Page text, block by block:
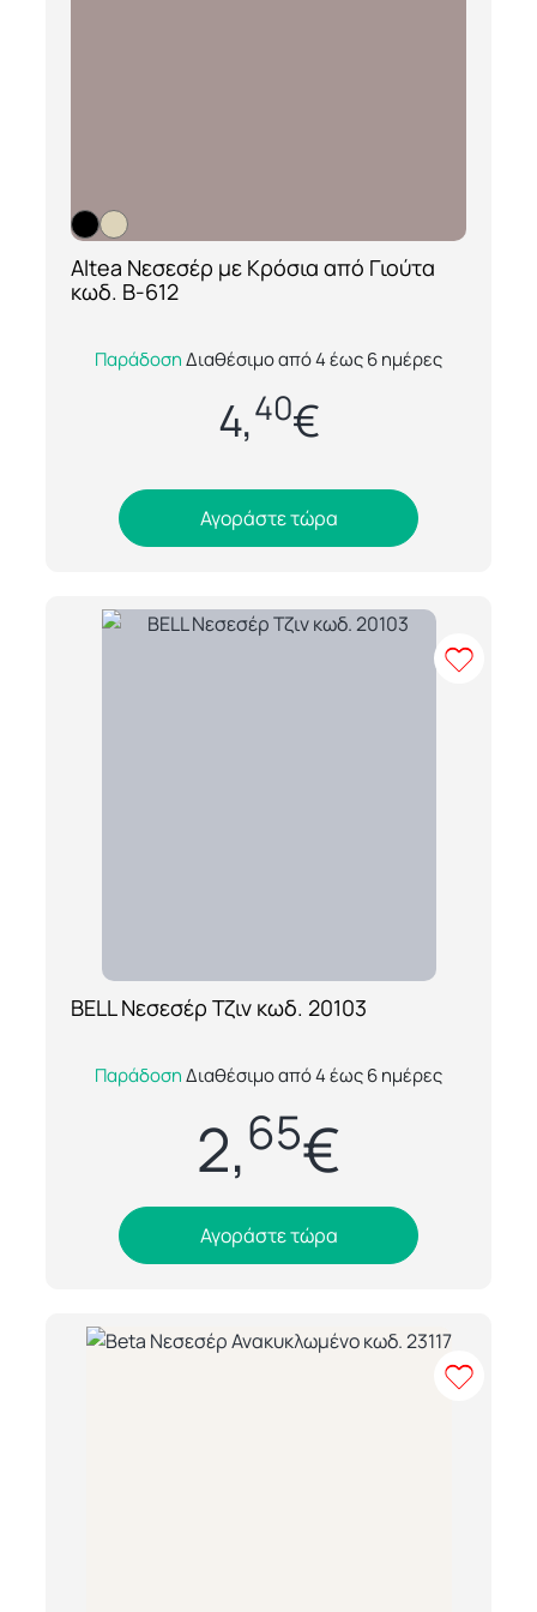
[ti_wishlists_addtowishlist loop=yes]
Altea Νεσεσέρ με Κρόσια από Γιούτα
κωδ. B-612
Το Altea Νεσεσέρ με Κρόσια από Γιούτα κωδ.
B-612 συνδυάζει φυσικά υλικά με μοντέρνα
αισθητική, προσφέροντας έναν ιδανικό...
ΠαράδοσηΔιαθέσιμο από 4 έως 6 ημέρες
4,40€
Αγοράστε τώρα
[ti_wishlists_addtowishlist loop=yes]
BELL Νεσεσέρ Τζιν κωδ. 20103
Το BELL Νεσεσέρ Τζιν κωδ. 20103 είναι η
ιδανική επιλογή για όσους αναζητούν στυλ
και λειτουργικότητα σε ένα αξεσουάρ καθ...
ΠαράδοσηΔιαθέσιμο από 4 έως 6 ημέρες
2,65€
Αγοράστε τώρα